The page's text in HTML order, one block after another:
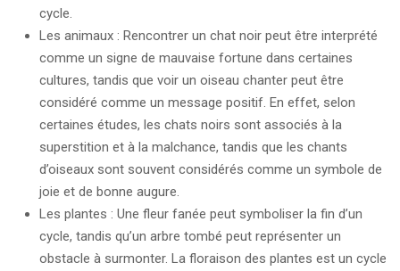
cycle.
Les animaux : Rencontrer un chat noir peut être interprété
comme un signe de mauvaise fortune dans certaines
cultures, tandis que voir un oiseau chanter peut être
considéré comme un message positif. En effet, selon
certaines études, les chats noirs sont associés à la
superstition et à la malchance, tandis que les chants
d’oiseaux sont souvent considérés comme un symbole de
joie et de bonne augure.
Les plantes : Une fleur fanée peut symboliser la fin d’un
cycle, tandis qu’un arbre tombé peut représenter un
obstacle à surmonter. La floraison des plantes est un cycle